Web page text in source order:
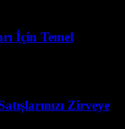
İçin Temel
Zirveye